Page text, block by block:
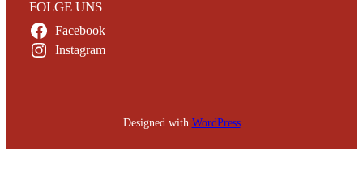
FOLGE UNS
Facebook
Instagram
Designed with WordPress